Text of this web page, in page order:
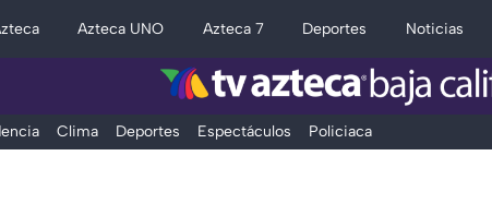
Azteca UNO Azteca 7 Deportes Noticias
Clima Deportes Espectáculos Policiaca